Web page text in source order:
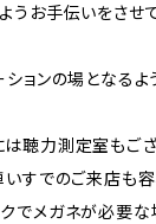
お手伝いをさせ
ョンの場となるよ
聴力測定室もござ
すでのご来店も容
メガネが必要な